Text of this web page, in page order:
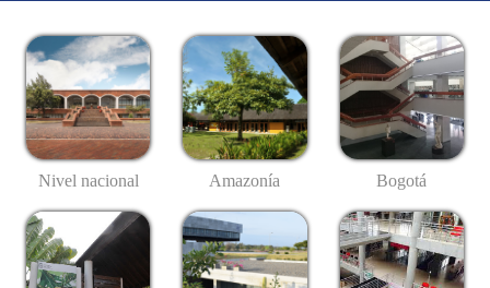
Nivel nacional Amazonía Bogotá